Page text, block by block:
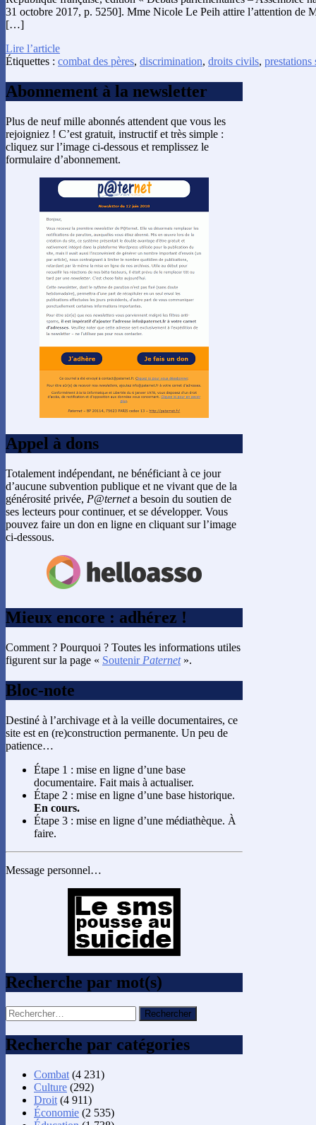
31 octobre 2017, p. 5250]. Mme Nicole Le Peih attire l’attention de
[…]
Lire l’article
Étiquettes : combat des pères, discrimination, droits civils, prestations
Abonnement à la newsletter
Plus de neuf mille abonnés attendent que vous les
rejoigniez ! C’est gratuit, instructif et très simple :
cliquez sur l’image ci-dessous et remplissez le
formulaire d’abonnement.
Appel à dons
Totalement indépendant, ne bénéficiant à ce jour
d’aucune subvention publique et ne vivant que de la
générosité privée, P@terneta besoin du soutien de
ses lecteurs pour continuer, et se développer. Vous
pouvez faire un don en ligne en cliquant sur l’image
ci-dessous.
Mieux encore : adhérez !
Comment ? Pourquoi ? Toutes les informations utiles
figurent sur la page « Soutenir Paternet».
Bloc-note
Destiné à l’archivage et à la veille documentaires, ce
site est en (re)construction permanente. Un peu de
patience…
Étape 1 : mise en ligne d’une base
documentaire. Fait mais à actualiser.
Étape 2 : mise en ligne d’une base historique.
En cours.
Étape 3 : mise en ligne d’une médiathèque. À
faire.
Message personnel…
Recherche par mot(s)
Rechercher :
Recherche par catégories
Combat (4 231)
Culture (292)
Droit (4 911)
Économie (2 535)